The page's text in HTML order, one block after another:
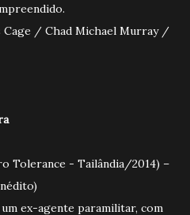
ser compreendido.
/ Chad Michael Murray /
Tolerance - Tailândia/2014) –
ex-agente paramilitar, com